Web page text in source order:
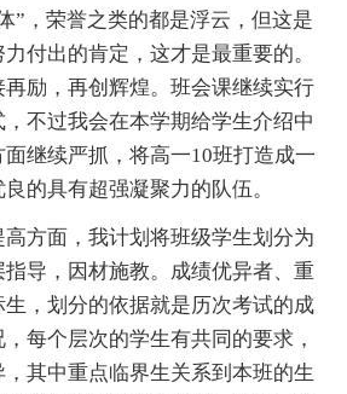
”，荣誉之类的都是浮云，但这是
付出的肯定，这才是最重要的。
励，再创辉煌。班会课继续实行
不过我会在本学期给学生介绍中
继续严抓，将高一10班打造成一
的具有超强凝聚力的队伍。
方面，我计划将班级学生划分为
导，因材施教。成绩优异者、重
，划分的依据就是历次考试的成
每个层次的学生有共同的要求，
其中重点临界生关系到本班的生